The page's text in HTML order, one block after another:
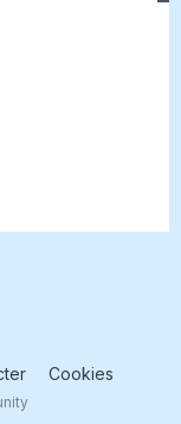
Cookies